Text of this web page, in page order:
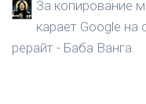
За копирование
карает Google на
рерайт - Баба Ванга.